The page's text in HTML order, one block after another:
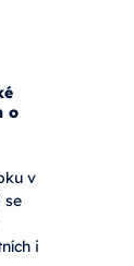
o
v
se
i